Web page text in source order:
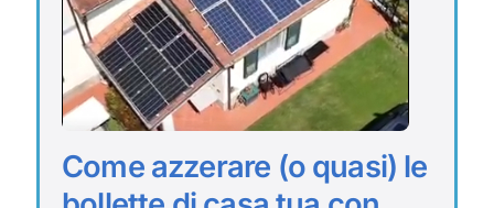
Come azzerare (o quasi) le